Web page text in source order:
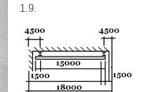
1.9.